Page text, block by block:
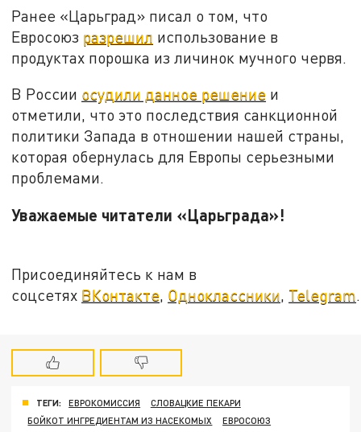
Ранее «Царьград» писал о том, что
Евросоюз разрешил использование в
продуктах порошка из личинок мучного червя.
В России осудили данное решение и
отметили, что это последствия санкционной
политики Запада в отношении нашей страны,
которая обернулась для Европы серьезными
проблемами.
Уважаемые читатели «Царьграда»!
Присоединяйтесь к нам в
соцсетях ВКонтакте Одноклассники Telegram
ТЕГИ: ЕВРОКОМИССИЯ
СЛОВАЦКИЕ ПЕКАРИ
БОЙКОТ ИНГРЕДИЕНТАМ ИЗ НАСЕКОМЫХ
ЕВРОСОЮЗ